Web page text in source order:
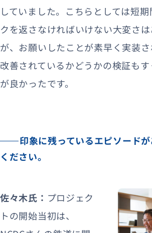
していました。こちらとしては短
クを返さなければいけない大変さ
が、お願いしたことが素早く実装さ
改善されているかどうかの検証も
が良かったです。
印象に残っているエピソード
ください。
佐々木氏： プロジェク
トの開始当初は、